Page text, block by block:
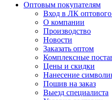
Оптовым покупателям
Вход в ЛК оптового
О компании
Производство
Новости
Заказать оптом
Комплексные
Цены и скидки
Нанесение
Пошив на заказ
Выезд специалиста